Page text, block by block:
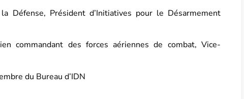
Défense, Président d’Initiatives pour le Désarmement
commandant des forces aériennes de combat, Vice-
du Bureau d’IDN